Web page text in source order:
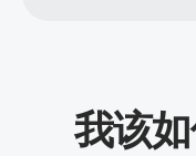
我该